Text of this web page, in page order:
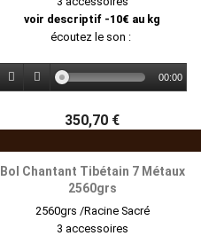
voir descriptif -10€ au kg
écoutez le son :
00:00
350,70 €
Bol Chantant Tibétain 7 Métaux
2560grs
2560grs /Racine Sacré
3 accessoires